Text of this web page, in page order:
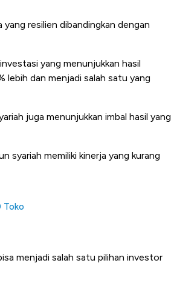
yang resilien dibandingkan dengan
yang menunjukkan hasil
lebih dan menjadi salah satu yang
juga menunjukkan imbal hasil yang
syariah memiliki kinerja yang kurang
Toko
menjadi salah satu pilihan investor